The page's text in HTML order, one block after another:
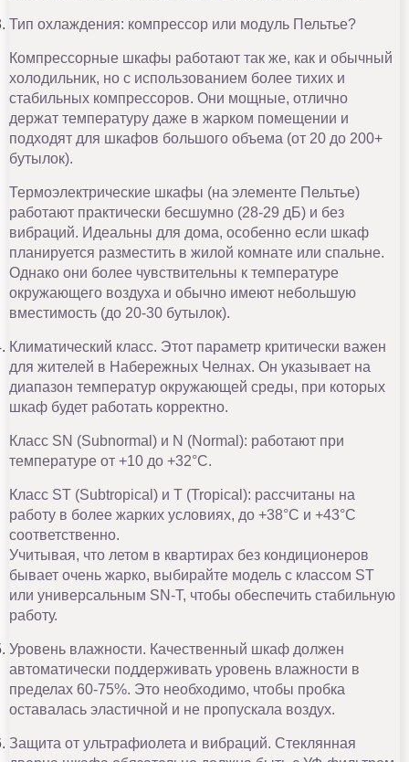
Тип охлаждения: компрессор или модуль Пельтье?
Компрессорные шкафы работают так же, как и обычный
холодильник, но с использованием более тихих и
стабильных компрессоров. Они мощные, отлично
держат температуру даже в жарком помещении и
подходят для шкафов большого объема (от 20 до 200+
бутылок).
Термоэлектрические шкафы (на элементе Пельтье)
работают практически бесшумно (28-29 дБ) и без
вибраций. Идеальны для дома, особенно если шкаф
планируется разместить в жилой комнате или спальне.
Однако они более чувствительны к температуре
окружающего воздуха и обычно имеют небольшую
вместимость (до 20-30 бутылок).
Климатический класс. Этот параметр критически важен
для жителей в Набережных Челнах. Он указывает на
диапазон температур окружающей среды, при которых
шкаф будет работать корректно.
Класс SN (Subnormal) и N (Normal): работают при
температуре от +10 до +32°C.
Класс ST (Subtropical) и T (Tropical): рассчитаны на
работу в более жарких условиях, до +38°C и +43°C
соответственно.
Учитывая, что летом в квартирах без кондиционеров
бывает очень жарко, выбирайте модель с классом ST
или универсальным SN-T, чтобы обеспечить стабильную
работу.
Уровень влажности. Качественный шкаф должен
автоматически поддерживать уровень влажности в
пределах 60-75%. Это необходимо, чтобы пробка
оставалась эластичной и не пропускала воздух.
Защита от ультрафиолета и вибраций. Стеклянная